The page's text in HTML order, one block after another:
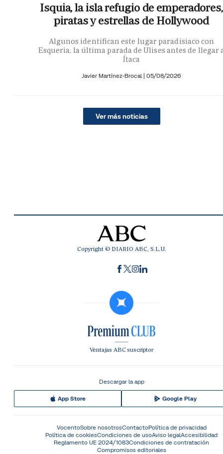
Isquia, la isla refugio de emperadores,
piratas y estrellas de Hollywood
Algunos identifican este lugar paradisiaco con
Esqueria, la última parada de Ulises antes de llegar
Ítaca
Javier Martínez-Brocal | 05/08/2026
Ver más noticias
Copyright © DIARIO ABC, S.L.U.
Ventajas ABC suscriptor
Descargar la app
App Store Google Play
VocentoSobre nosotrosContactoPolítica de privacidad
Política de cookiesCondiciones de usoAviso legalAccesibilidad
Reglamento UE 2024/1083Condiciones de contratación
Compromisos editoriales